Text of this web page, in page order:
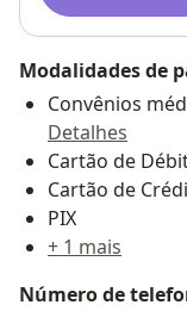
Modalidades de
Convênios
Detalhes
Cartão de
Cartão de
PIX
+ 1 mais
Número de